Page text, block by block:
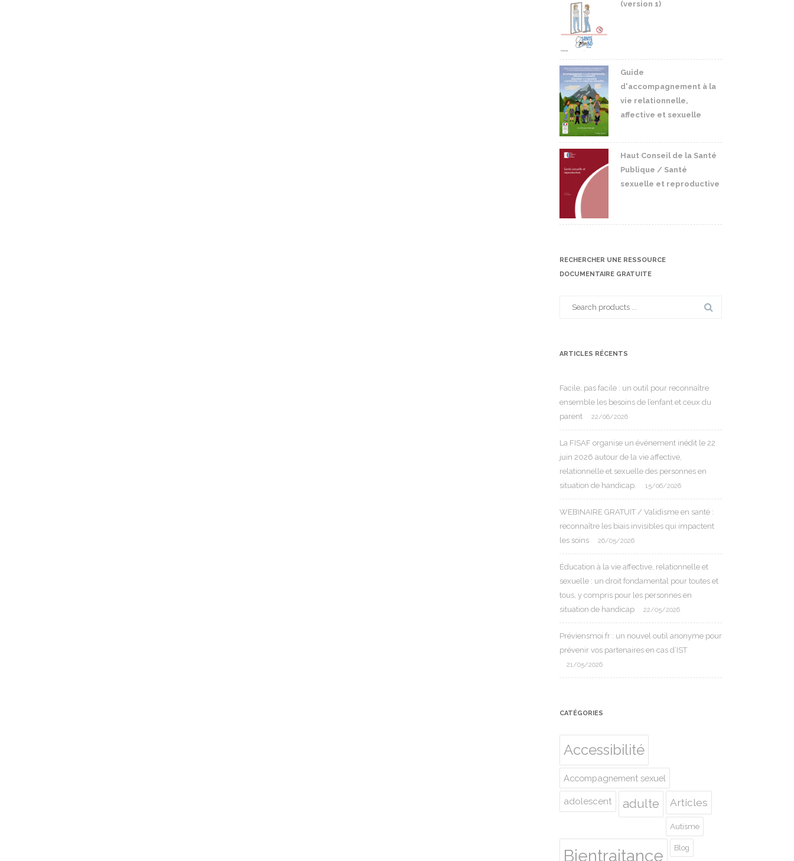
(version 1)
Guide
d'accompagnement à la
vie relationnelle,
affective et sexuelle
Haut Conseil de la Santé
Publique / Santé
sexuelle et reproductive
RECHERCHER UNE RESSOURCE
DOCUMENTAIRE GRATUITE
ARTICLES RÉCENTS
Facile, pas facile : un outil pour reconnaître
ensemble les besoins de l’enfant et ceux du
parent
22/06/2026
La FISAF organise un événement inédit le 22
juin 2026 autour de la vie affective,
relationnelle et sexuelle des personnes en
situation de handicap.
15/06/2026
WEBINAIRE GRATUIT / Validisme en santé :
reconnaître les biais invisibles qui impactent
les soins
26/05/2026
Éducation à la vie affective, relationnelle et
sexuelle : un droit fondamental pour toutes et
tous, y compris pour les personnes en
situation de handicap
22/05/2026
Préviensmoi.fr : un nouvel outil anonyme pour
prévenir vos partenaires en cas d’IST
21/05/2026
CATÉGORIES
Accessibilité
Accompagnement sexuel
adolescent adulte Articles
Autisme
Bientraitance Blog